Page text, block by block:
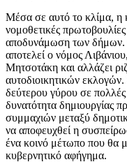
Μέσα σε αυτό το κλίμα, η
νομοθετικές
αποδυνάμωση των δήμων.
αποτελεί ο νόμος
Μητσοτάκη και αλλάζει
αυτοδιοικητικών
δεύτερου γύρου σε πολλές
δυνατότητα δημιουργίας
συμμαχιών μεταξύ
να αποφευχθεί η
ένα κοινό μέτωπο που θα
κυβερνητικό αφήγημα.